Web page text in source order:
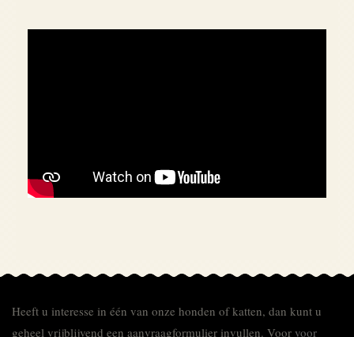
Heeft u interesse in één van onze honden of katten, dan kunt u
geheel vrijblijvend een aanvraagformulier invullen. Voor voor